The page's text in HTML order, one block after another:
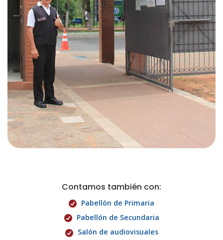
Contamos también con:
Pabellón de Primaria
Pabellón de Secundaria
Salón de audiovisuales